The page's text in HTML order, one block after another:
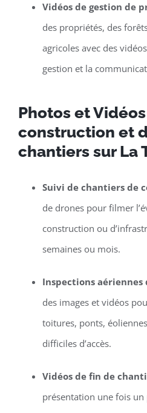
Vidéos de gestion de
des propriétés, des
agricoles avec des
gestion et la
Photos et
construction et
chantiers sur La
Suivi de chantiers de
de drones pour filmer
construction ou
semaines ou mois.
Inspections
des images et vidéos
toitures, ponts,
difficiles d’accès.
Vidéos de fin de
présentation une fois